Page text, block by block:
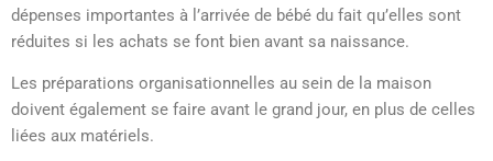
dépenses importantes à l’arrivée de bébé du fait qu’elles sont
réduites si les achats se font bien avant sa naissance.
Les préparations organisationnelles au sein de la maison
doivent également se faire avant le grand jour, en plus de celles
liées aux matériels.